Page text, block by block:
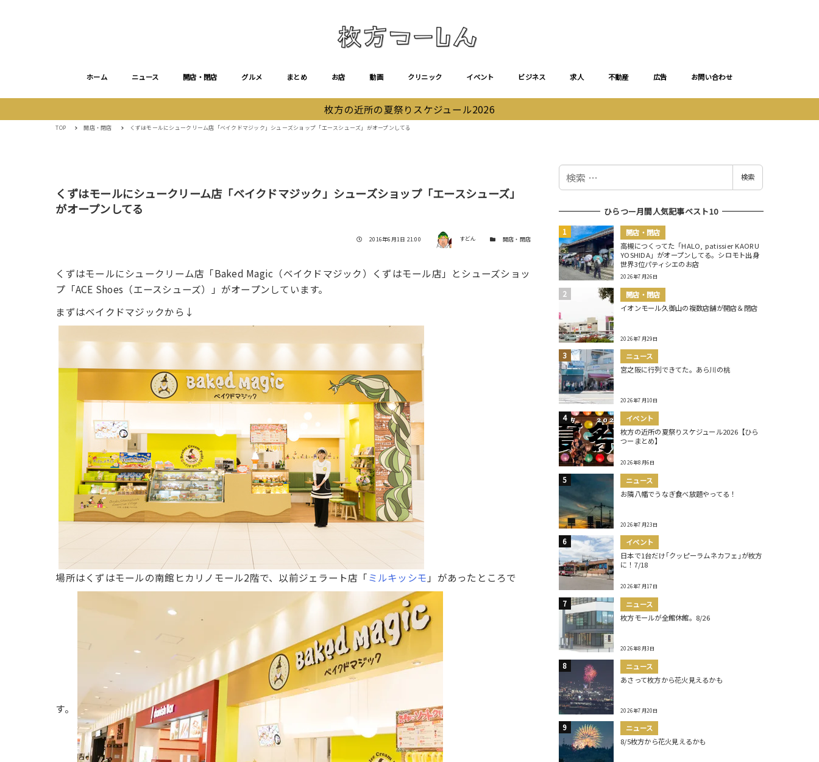
ホーム ニュース 開店・閉店 グルメ まとめ お店 動画 クリニック イベント ビジネス 求人 不動産 広告 お問い合わせ
枚方の近所の夏祭りスケジュール2026
TOP 開店・閉店 くずはモールにシュークリーム店「ベイクドマジック」シューズショップ「エースシューズ」がオープンしてる
くずはモールにシュークリーム店「ベイクドマジック」シューズショップ「エースシューズ」
がオープンしてる
投稿日
2016年6月1日 21:00 著者 すどん カテゴリー開店・閉店
くずはモールにシュークリーム店「Baked Magic（ベイクドマジック）くずはモール店」とシューズショッ
プ「ACE Shoes（エースシューズ）」がオープンしています。
まずはベイクドマジックから↓
場所はくずはモールの南館ヒカリノモール2階で、以前ジェラート店「ミルキッシモ 」があったところで
す。
検
検索
ひらつー月間人気記事ベスト10
開店・閉店
高槻につくってた「HALO, patissier KAORU
YOSHIDA」がオープンしてる。シロモト出身
世界3位パティシエのお店
2026年7月26日
開店・閉店
イオンモール久御山の複数店舗が開店＆閉店
2026年7月29日
ニュース
宮之阪に行列できてた。あら川の桃
2026年7月10日
イベント
枚方の近所の夏祭りスケジュール2026【ひら
つーまとめ】
2026年8月6日
ニュース
お隣八幡でうなぎ食べ放題やってる！
2026年7月23日
イベント
日本で1台だけ｢クッピーラムネカフェ｣が枚方
に！7/18
2026年7月17日
ニュース
枚方モールが全館休館。8/26
2026年8月3日
ニュース
あさって枚方から花火見えるかも
2026年7月20日
ニュース
8/5枚方から花火見えるかも